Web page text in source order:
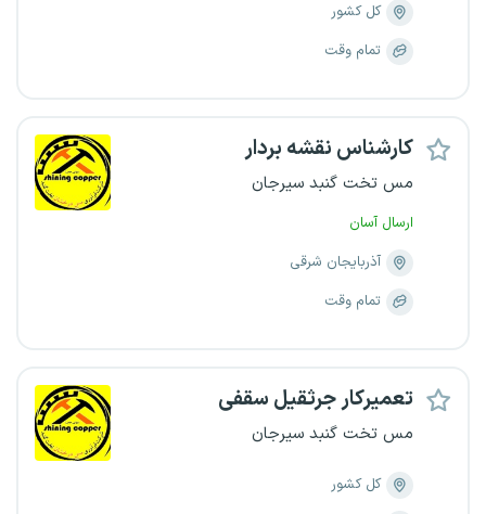
کل کشور
تمام وقت
کارشناس نقشه بردار
مس تخت گنبد سیرجان
ارسال آسان
آذربایجان شرقی
تمام وقت
تعمیرکار جرثقیل سقفی
مس تخت گنبد سیرجان
کل کشور